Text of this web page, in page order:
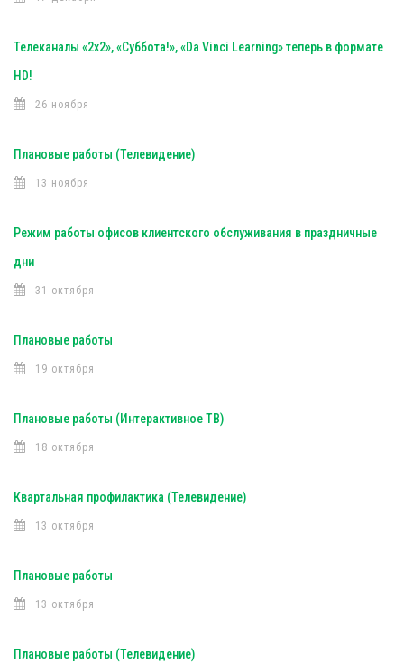
Телеканалы «2х2», «Суббота!», «Da Vinci Learning» теперь в формате
HD!
26 ноября
Плановые работы (Телевидение)
13 ноября
Режим работы офисов клиентского обслуживания в праздничные
дни
31 октября
Плановые работы
19 октября
Плановые работы (Интерактивное ТВ)
18 октября
Квартальная профилактика (Телевидение)
13 октября
Плановые работы
13 октября
Плановые работы (Телевидение)